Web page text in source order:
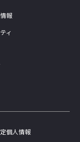
報
ィ
個人情報